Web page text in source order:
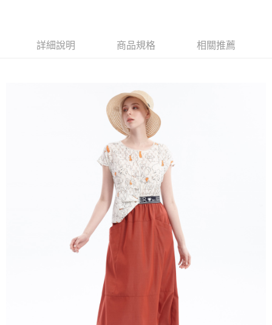
2.付款方式選擇「大哥付你分期」，訂單成立後會自動跳轉到大哥付的交易
流程，驗證手機門號後，選擇欲分期的期數、繳款截止日，確認付款後即完
消。如遇「轉專審核」未通過狀況，表示未達大哥付你分期系統評分，恕無
1.分期款項不併入電信帳單，「大哥付你分期」於每月結算日後寄送繳費提
2.透過簡訊連結打開帳單後，可選擇「超商條碼／台灣大直營門市／銀行轉
帳／街口支付／iPASS MONEY」等通路繳費。
1.本服務係由「台灣大哥大股份有限公司」（以下簡稱本公司）所提供，讓
用戶於交易時，得透過本服務購買商品或服務，並由商店將買賣／分期付款
買賣價金債權讓與本公司後，依約使用本公司帳單繳交帳款。
2.基於同意付款使用「大哥付你分期」之契約關係目的，商店將以您的個人
資料（包含姓名、電話或地址）提供予台灣大哥大進項蒐集、處理及利用，
由本公司與您本人進行分期帳單所需資料之確認、核對及更正。
3.完整用戶服務條款，請詳閱以下連結：
https://oppay.tw/userRule
相關說明
１．簡單：不需註冊會員、不需綁卡、不需儲值。
２．便利：只要手機號碼，簡訊認證，即可結帳。
３．安心：先確認商品／服務後，再付款。
【「AFTEE先享後付」結帳流程】
１．於結帳方式選擇「AFTEE先享後付」後，將跳轉至「AFTEE先享後付」
結帳頁面，進行簡訊認證並確認金額後，即可完成結帳。
２．訂單成立數日內，您將收到繳費通知簡訊。
３．收到繳費通知簡訊後14天內，點擊此簡訊中的連結，可透過四大超商／
ATM／網路銀行／等多元方式進行付款，方視為交易完成。
※ 請注意：結帳手續完成當下不需立刻繳費，但若您需要取消訂單，請聯絡
購買商品的店家。未經商家同意取消之訂單仍視為有效，需透過AFTEE先享
※ 交易是否成功請以「AFTEE先享後付 」之結帳頁面顯示為準，若有關於
是否繳費成功／繳費後需取消欲退款等相關疑問，請聯繫「AFTEE先享後付
https://netprotections.freshdesk.com/support/home
１．透過由恩沛科技股份有限公司提供之「AFTEE先享後付」服務完成之交
易，需依本服務之必要範圍內提供個人資料，並將交易相關給付款項請求債
權轉讓予恩沛科技股份有限公司。
２．關於個人資料處理事宜，請瀏覽以下網址：
每筆NT$120，滿NT$2,000(含以上)免運費
每筆NT$120，滿NT$2,000(含以上)免運費
每筆NT$120，滿NT$2,000(含以上)免運費
詳細說明 商品規格 相關推薦